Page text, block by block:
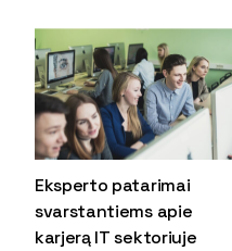
Eksperto patarimai
svarstantiems apie
karjerą IT sektoriuje